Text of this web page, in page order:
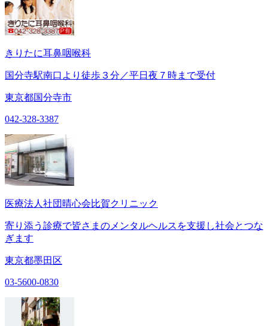
きりたに耳鼻咽喉科
国分寺駅南口より徒歩３分／平日夜７時まで受付
東京都国分寺市
042-328-3387
医療法人社団晴心会比賀クリニック
寄り添う診療で皆さまのメンタルヘルスを支援し社会とつな
ぎます
東京都墨田区
03-5600-0830